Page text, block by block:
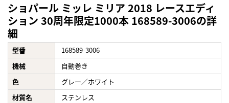
ショパール ミッレ ミリア 2018 レースエディ
ション 30周年限定1000本 168589-3006の詳
細
型番
168589-3006
機械
自動巻き
色
グレー／ホワイト
材質名
ステンレス